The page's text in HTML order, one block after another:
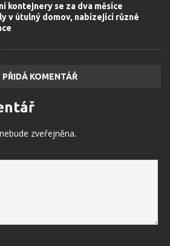
kontejnery se za dva měsíce
v útulný domov, nabízející různé
KOMENTÁŘ
zveřejněna.